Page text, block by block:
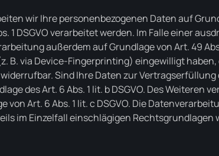
wir Ihre personenbezogenen Daten auf
1 DSGVO verarbeitet werden. Im Falle einer
außerdem auf Grundlage von Art. 49
B. via Device-Fingerprinting) eingewilligt
widerrufbar. Sind Ihre Daten zur
des Art. 6 Abs. 1 lit. b DSGVO. Des Weiteren
Art. 6 Abs. 1 lit. c DSGVO. Die
im Einzelfall einschlägigen